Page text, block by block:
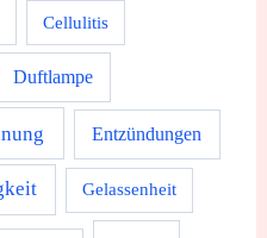
Cellulitis
Duftlampe
Entzündungen
Gelassenheit